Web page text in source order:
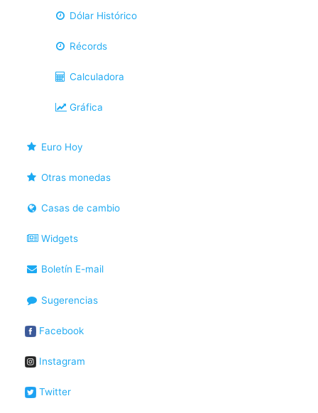
Dólar Histórico
Récords
Calculadora
Gráfica
Euro Hoy
Otras monedas
Casas de cambio
Widgets
Boletín E-mail
Sugerencias
Facebook
Instagram
Twitter